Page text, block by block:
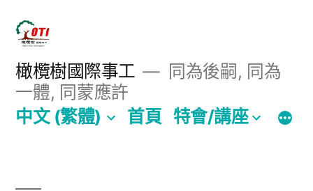
橄欖樹國際事工
同為後嗣, 同為
一體, 同蒙應許
中文 (繁體)
首頁 特會/講座